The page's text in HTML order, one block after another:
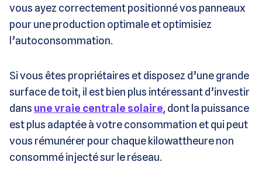
vous ayez correctement positionné vos panneaux
pour une production optimale et optimisiez
l’autoconsommation.
Si vous êtes propriétaires et disposez d’une grande
surface de toit, il est bien plus intéressant d’investir
dans une vraie centrale solaire, dont la puissance
est plus adaptée à votre consommation et qui peut
vous rémunérer pour chaque kilowattheure non
consommé injecté sur le réseau.